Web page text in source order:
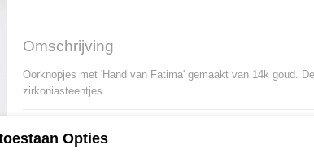
Omschrijving
Oorknopjes met 'Hand van Fatima' gemaakt van 14k goud.
zirkoniasteentjes.
Opties